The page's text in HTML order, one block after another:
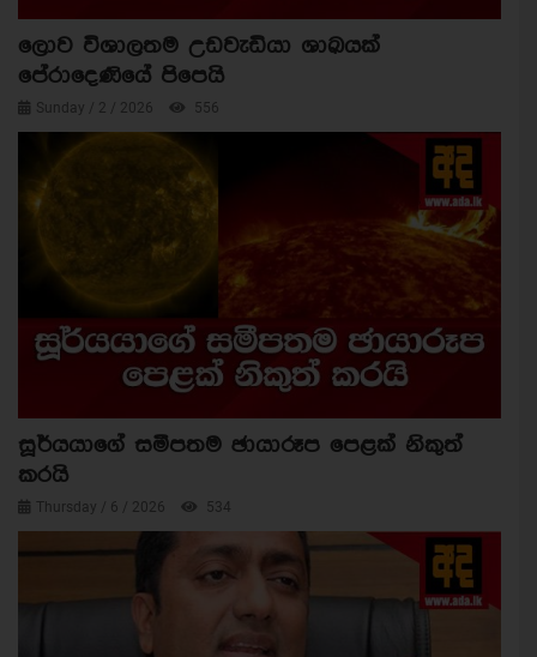
ලොව විශාලතම උඩවැඩියා ශාඛයක්
පේරාදෙණියේ පිපෙයි
Sunday / 2 / 2026 556
සූර්යයාගේ සමීපතම ඡායාරූප පෙළක් නිකුත්
කරයි
Thursday / 6 / 2026 534